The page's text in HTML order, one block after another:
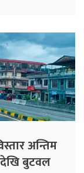
अन्तिम
बुटवल